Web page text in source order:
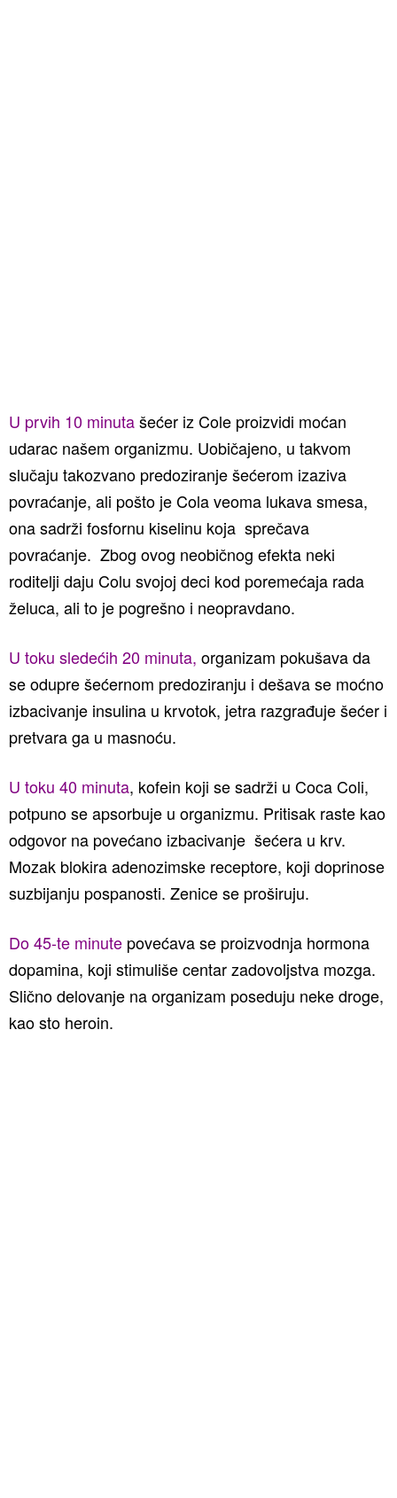
U prvih 10 minutašećer iz Cole proizvidi moćan
udarac našem organizmu. Uobičajeno, u takvom
slučaju takozvano predoziranje šećerom izaziva
povraćanje, ali pošto je Cola veoma lukava smesa,
ona sadrži fosfornu kiselinu koja sprečava
povraćanje. Zbog ovog neobičnog efekta neki
roditelji daju Colu svojoj deci kod poremećaja rada
želuca, ali to je pogrešno i neopravdano.
U toku sledećih 20 minuta, organizam pokušava da
se odupre šećernom predoziranju i dešava se moćno
izbacivanje insulina u krvotok, jetra razgrađuje šećer i
pretvara ga u masnoću.
U toku 40 minuta, kofein koji se sadrži u Coca Coli,
potpuno se apsorbuje u organizmu. Pritisak raste kao
odgovor na povećano izbacivanje šećera u krv.
Mozak blokira adenozimske receptore, koji doprinose
suzbijanju pospanosti. Zenice se proširuju.
Do 45-te minute povećava se proizvodnja hormona
dopamina, koji stimuliše centar zadovoljstva mozga.
Slično delovanje na organizam poseduju neke droge,
kao sto heroin.